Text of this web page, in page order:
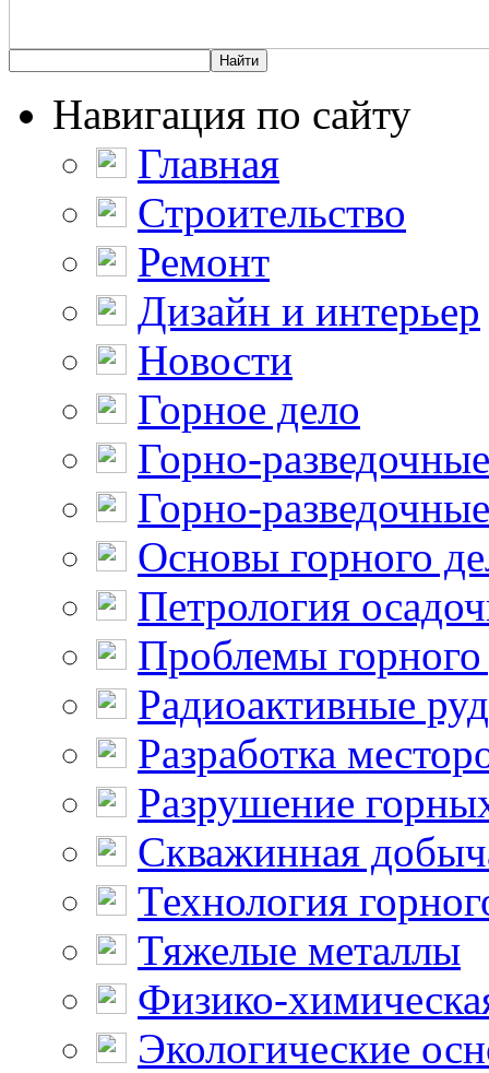
Навигация по сайту
Главная
Строительство
Ремонт
Дизайн и интерьер
Новости
Горное дело
Горно-
Горно-
Основы горного
Петрология
Проблемы горного
Радиоактивные
Разработка
Разрушение
Скважинная
Технология
Тяжелые металлы
Физико-
Экологические